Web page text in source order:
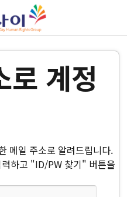
로 계정
메일 주소로 알려드립니다.
하고 "ID/PW 찾기" 버튼을